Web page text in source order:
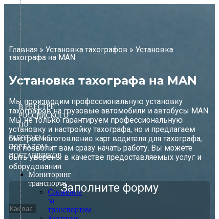
Перейти
содержимому
В РЕЕСТРЕ
РОССИЙСКОГО
ПО
РАБОТАЕМ С
ПОРТАЛОМ
ПОСТАВЩИКОВ
Мониторинг
транспорта
Слежение
за
транспортом
Главная » Установка тахографов » Установка
тахографа на MAN
Установка тахографа на MAN
Мы производим профессиональную установку
тахографов на грузовые автомобили и автобусы MAN.
Мы не только гарантируем профессиональную
установку и настройку тахографа, но и предлагаем
быстрое изготовление карт водителя для тахографа,
что позволит вам сразу начать работу. Вы можете
быть уверены в качестве предоставляемых услуг и
оборудования.
Заполните форму